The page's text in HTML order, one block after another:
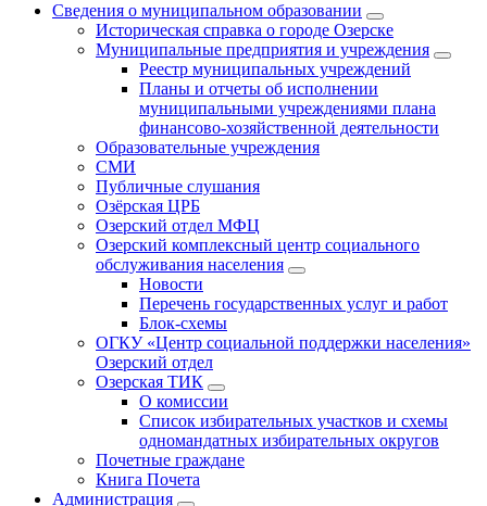
Сведения о муниципальном образовании
Историческая справка о городе Озерске
Муниципальные предприятия и учреждения
Реестр муниципальных учреждений
Планы и отчеты об исполнении
муниципальными учреждениями плана
финансово-хозяйственной деятельности
Образовательные учреждения
СМИ
Публичные слушания
Озёрская ЦРБ
Озерский отдел МФЦ
Озерский комплексный центр социального
обслуживания населения
Новости
Перечень государственных услуг и работ
Блок-схемы
ОГКУ «Центр социальной поддержки населения»
Озерский отдел
Озерская ТИК
О комиссии
Список избирательных участков и схемы
одномандатных избирательных округов
Почетные граждане
Книга Почета
Администрация